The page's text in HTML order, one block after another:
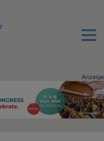
Menu
Anzeige